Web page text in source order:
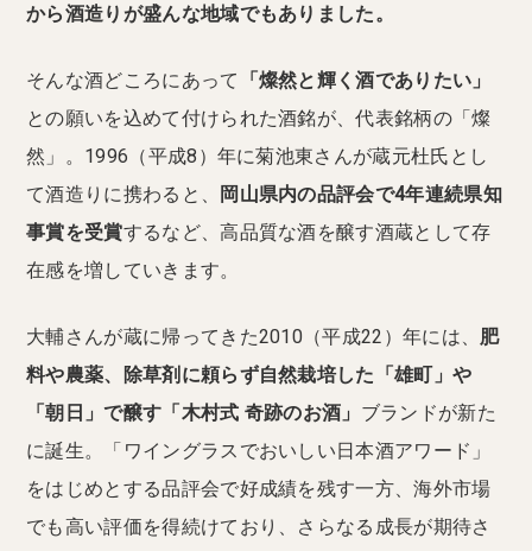
から酒造りが盛んな地域でもありました。
そんな酒どころにあって
「燦然と輝く酒でありたい」
との願いを込めて付けられた酒銘が、代表銘柄の「燦
然」。1996（平成8）年に菊池東さんが蔵元杜氏とし
て酒造りに携わると、
岡山県内の品評会で4年連続県知
事賞を受賞するなど、高品質な酒を醸す酒蔵として存
在感を増していきます。
大輔さんが蔵に帰ってきた2010（平成22）年には、 肥
料や農薬、除草剤に頼らず自然栽培した「雄町」や
「朝日」で醸す「木村式 奇跡のお酒」 ブランドが新た
に誕生。「ワイングラスでおいしい日本酒アワード」
をはじめとする品評会で好成績を残す一方、海外市場
でも高い評価を得続けており、さらなる成長が期待さ